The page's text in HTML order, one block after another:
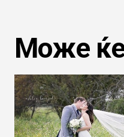
Може ќе